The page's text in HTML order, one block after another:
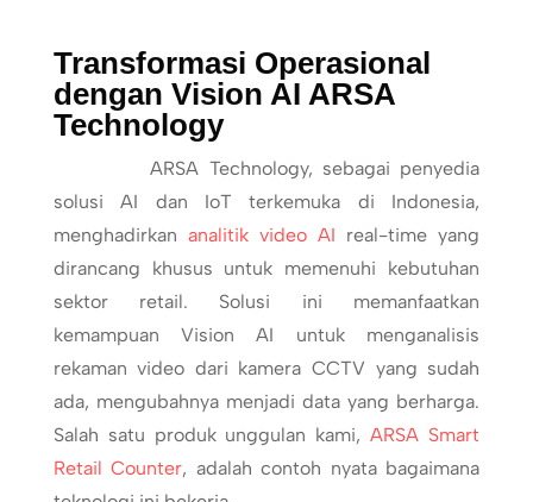
Transformasi Operasional
dengan Vision AI ARSA
Technology
ARSA Technology, sebagai penyedia
solusi AI dan IoT terkemuka di Indonesia,
menghadirkan analitik video AI real-time yang
dirancang khusus untuk memenuhi kebutuhan
sektor retail. Solusi ini memanfaatkan
kemampuan Vision AI untuk menganalisis
rekaman video dari kamera CCTV yang sudah
ada, mengubahnya menjadi data yang berharga.
Salah satu produk unggulan kami,ARSA Smart
Retail Counter, adalah contoh nyata bagaimana